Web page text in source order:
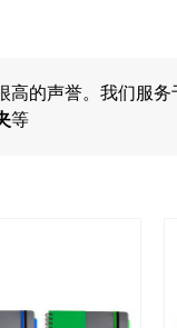
高的声誉。我们服
等